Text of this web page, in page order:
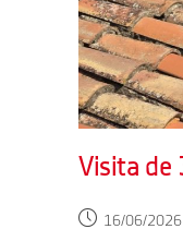
Visita de
Publicación
16/06/2026